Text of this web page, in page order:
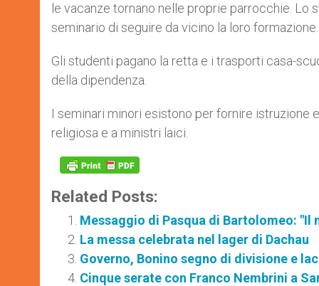
le vacanze tornano nelle proprie parrocchie.
seminario di seguire da vicino la loro formazione.
Gli studenti pagano la retta e i trasporti casa-
della dipendenza.
I seminari minori esistono per fornire istruzione
religiosa e a ministri laici.
Related Posts:
Messaggio di Pasqua di Bartolomeo: "Il
La messa celebrata nel lager di Dachau
Governo, Bonino segno di divisione e
Cinque serate con Franco Nembrini a